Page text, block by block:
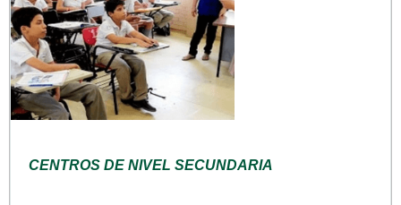
CENTROS DE NIVEL SECUNDARIA